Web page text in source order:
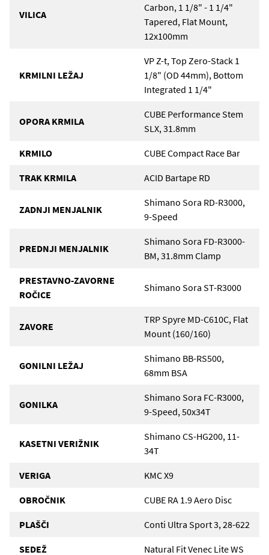
VILICA
Carbon, 1 1/8" - 1 1/4"
Tapered, Flat Mount,
12x100mm
KRMILNI LEŽAJ
VP Z-t, Top Zero-Stack 1
1/8" (OD 44mm), Bottom
Integrated 1 1/4"
OPORA KRMILA
CUBE Performance Stem
SLX, 31.8mm
KRMILO CUBE Compact Race Bar
TRAK KRMILA ACID Bartape RD
ZADNJI MENJALNIK
Shimano Sora RD-R3000,
9-Speed
PREDNJI MENJALNIK
Shimano Sora FD-R3000-
BM, 31.8mm Clamp
PRESTAVNO-ZAVORNE
ROČICE
Shimano Sora ST-R3000
ZAVORE
TRP Spyre MD-C610C, Flat
Mount (160/160)
GONILNI LEŽAJ
Shimano BB-RS500,
68mm BSA
GONILKA
Shimano Sora FC-R3000,
9-Speed, 50x34T
KASETNI VERIŽNIK
Shimano CS-HG200, 11-
34T
VERIGA KMC X9
OBROČNIK CUBE RA 1.9 Aero Disc
PLAŠČI Conti Ultra Sport 3, 28-622
SEDEŽ Natural Fit Venec Lite WS